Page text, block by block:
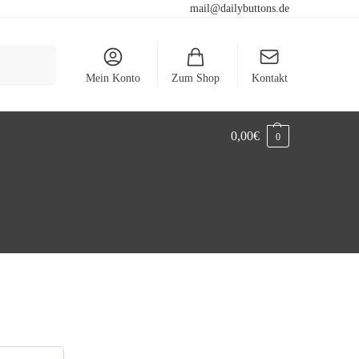
mail@dailybuttons.de
Mein Konto Zum Shop Kontakt
0,00€ 0